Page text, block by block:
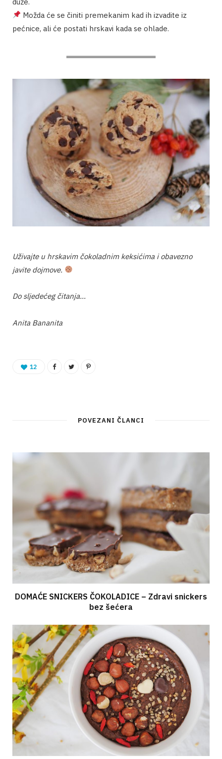
Možda će se činiti premekanim kad ih izvadite iz
pećnice, ali će postati hrskavi kada se ohlade.
Uživajte u hrskavim čokoladnim keksićima i obavezno
javite dojmove.
Do sljedećeg čitanja…
Anita Bananita
12
POVEZANI ČLANCI
DOMAĆE SNICKERS ČOKOLADICE – Zdravi snickers
bez šećera